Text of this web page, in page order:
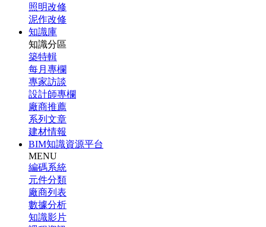
照明改修
泥作改修
知識庫
知識分區
築特輯
每月專欄
專家訪談
設計師專欄
廠商推薦
系列文章
建材情報
BIM知識資源平台
MENU
編碼系統
元件分類
廠商列表
數據分析
知識影片